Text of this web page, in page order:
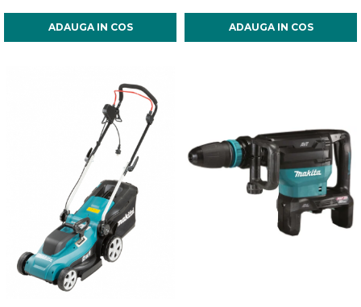
ADAUGA IN COS ADAUGA IN COS